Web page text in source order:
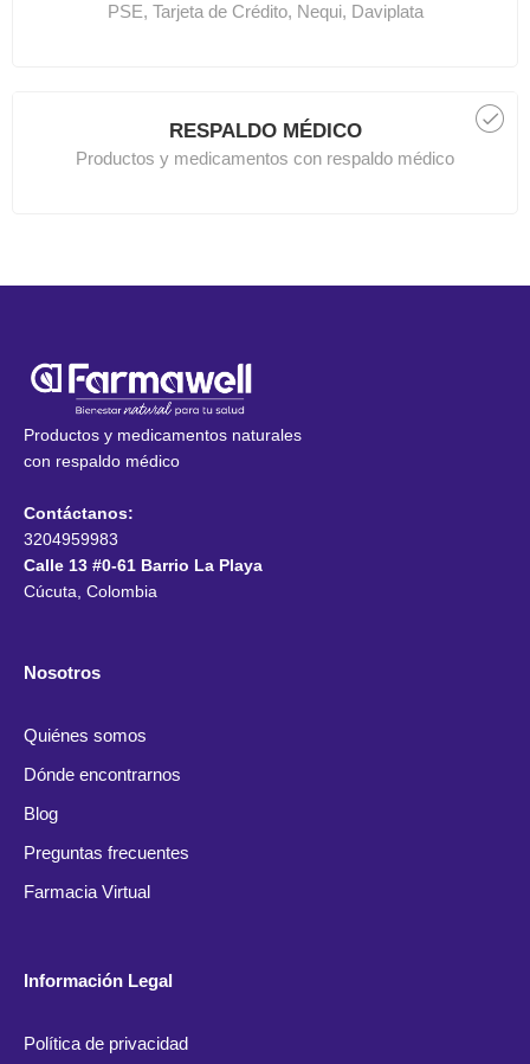
PSE, Tarjeta de Crédito, Nequi, Daviplata
RESPALDO MÉDICO
Productos y medicamentos con respaldo médico
Productos y medicamentos naturales
con respaldo médico
Contáctanos:
3204959983
Calle 13 #0-61 Barrio La Playa
Cúcuta, Colombia
Nosotros
Quiénes somos
Dónde encontrarnos
Blog
Preguntas frecuentes
Farmacia Virtual
Información Legal
Política de privacidad